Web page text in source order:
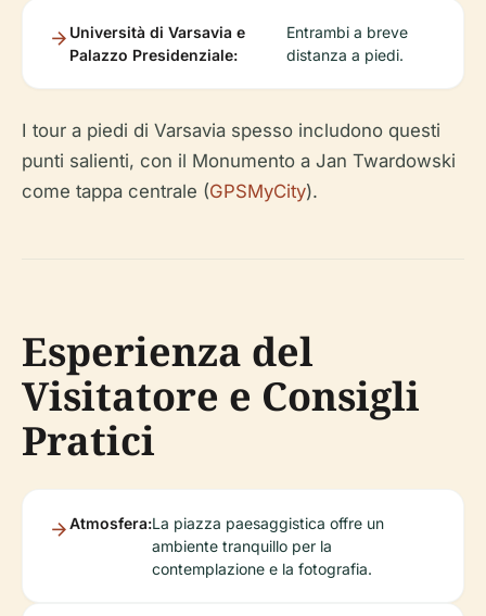
Università di Varsavia e
Palazzo Presidenziale:
Entrambi a breve
distanza a piedi.
I tour a piedi di Varsavia spesso includono questi
punti salienti, con il Monumento a Jan Twardowski
come tappa centrale (GPSMyCity).
Esperienza del
Visitatore e Consigli
Pratici
Atmosfera:La piazza paesaggistica offre un
ambiente tranquillo per la
contemplazione e la fotografia.